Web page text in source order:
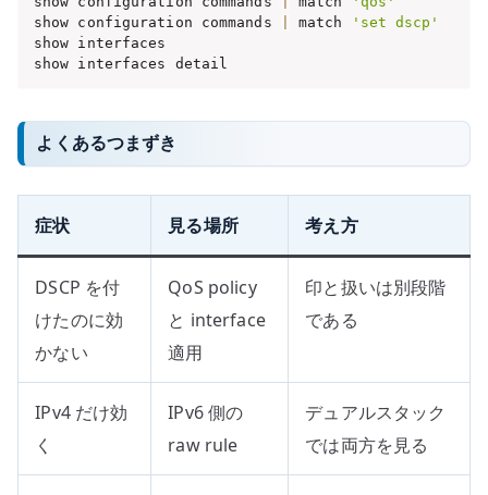
show configuration commands
match
'set dscp'
show interfaces
show interfaces detail
よくあるつまずき
症状 見る場所 考え方
DSCP を付
けたのに効
かない
QoS policy
と interface
適用
印と扱いは別段階
である
IPv4 だけ効
く
IPv6 側の
raw rule
デュアルスタック
では両方を見る